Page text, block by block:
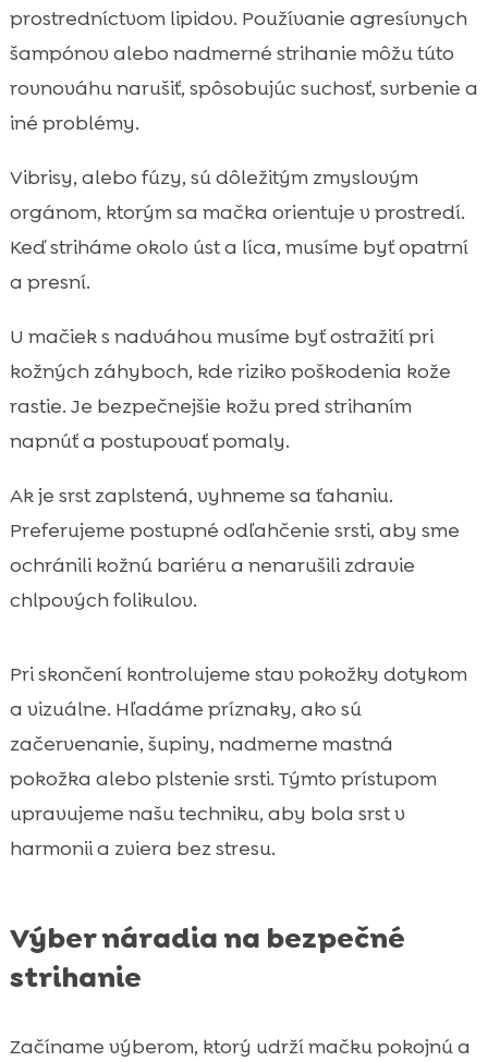
prostredníctvom lipidov. Používanie agresívnych
šampónov alebo nadmerné strihanie môžu túto
rovnováhu narušiť, spôsobujúc suchosť, svrbenie a
iné problémy.
Vibrisy, alebo fúzy, sú dôležitým zmyslovým
orgánom, ktorým sa mačka orientuje v prostredí.
Keď striháme okolo úst a líca, musíme byť opatrní
a presní.
U mačiek s nadváhou musíme byť ostražití pri
kožných záhyboch, kde riziko poškodenia kože
rastie. Je bezpečnejšie kožu pred strihaním
napnúť a postupovať pomaly.
Ak je srst zaplstená, vyhneme sa ťahaniu.
Preferujeme postupné odľahčenie srsti, aby sme
ochránili kožnú bariéru a nenarušili zdravie
chlpových folikulov.
Pri skončení kontrolujeme stav pokožky dotykom
a vizuálne. Hľadáme príznaky, ako sú
začervenanie, šupiny, nadmerne mastná
pokožka alebo plstenie srsti. Týmto prístupom
upravujeme našu techniku, aby bola srst v
harmonii a zviera bez stresu.
Výber náradia na bezpečné
strihanie
Začíname výberom, ktorý udrží mačku pokojnú a